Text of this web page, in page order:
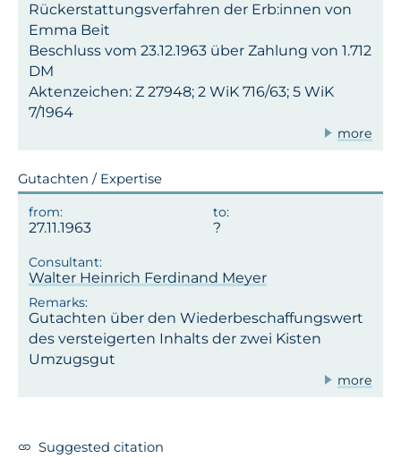
Rückerstattungsverfahren der Erb:innen von
Emma Beit
Beschluss vom 23.12.1963 über Zahlung von 1.712
DM
Aktenzeichen: Z 27948; 2 WiK 716/63; 5 WiK
7/1964
more
Gutachten / Expertise
27.11.1963
Walter Heinrich Ferdinand Meyer
Gutachten über den Wiederbeschaffungswert
des versteigerten Inhalts der zwei Kisten
Umzugsgut
more
Suggested citation